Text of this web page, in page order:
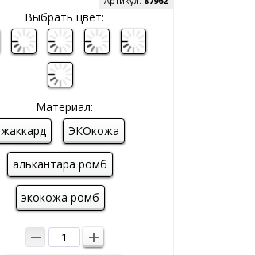
Выбрать цвет:
Материал:
жаккард
ЭКОкожа
алькантара ромб
экокожа ромб